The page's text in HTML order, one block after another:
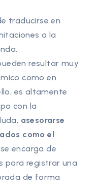
traducirse en
a la
resultar muy
como en
es altamente
con la
asesorarse
como el
encarga de
para registrar una
de forma